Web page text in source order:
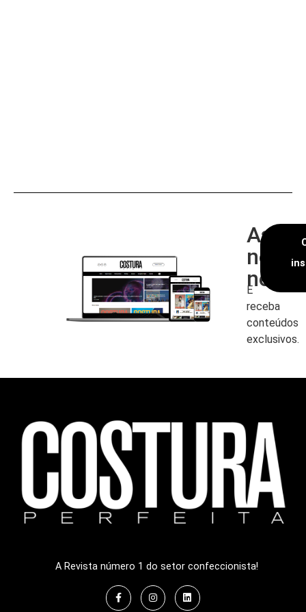
nossa
E
receba
conteúdos
exclusivos.
A Revista número 1 do setor confeccionista!